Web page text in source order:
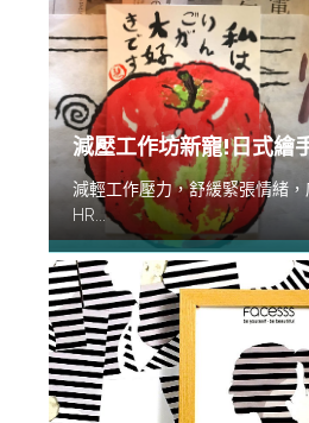
減壓工作坊新寵!日式繪
減輕工作壓力，舒緩緊張情緒，
HR...